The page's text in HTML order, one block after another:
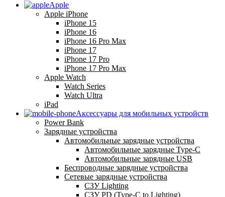
Apple
Apple iPhone
iPhone 15
iPhone 16
iPhone 16 Pro Max
iPhone 17
iPhone 17 Pro
iPhone 17 Pro Max
Apple Watch
Watch Series
Watch Ultra
iPad
Аксессуары для мобильных устройств
Power Bank
Зарядные устройства
Автомобильные зарядные устройства
Автомобильные зарядные Type-C
Автомобильные зарядные USB
Беспроводные зарядные устройства
Сетевые зарядные устройства
СЗУ Lighting
СЗУ PD (Type-C to Lighting)